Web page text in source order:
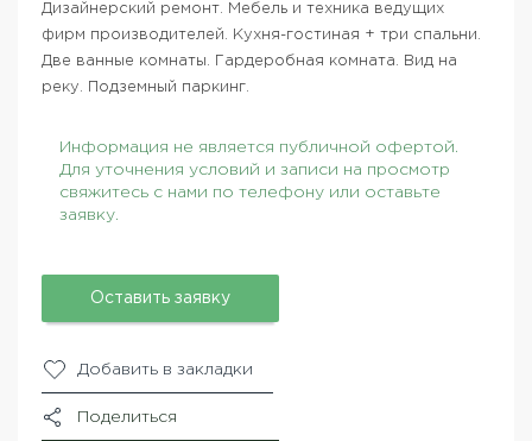
Дизайнерский ремонт. Мебель и техника ведущих
фирм производителей. Кухня-гостиная + три спальни.
Две ванные комнаты. Гардеробная комната. Вид на
реку. Подземный паркинг.
Информация не является публичной офертой.
Для уточнения условий и записи на просмотр
свяжитесь с нами по телефону или оставьте
заявку.
Оставить заявку
Добавить в закладки
Поделиться